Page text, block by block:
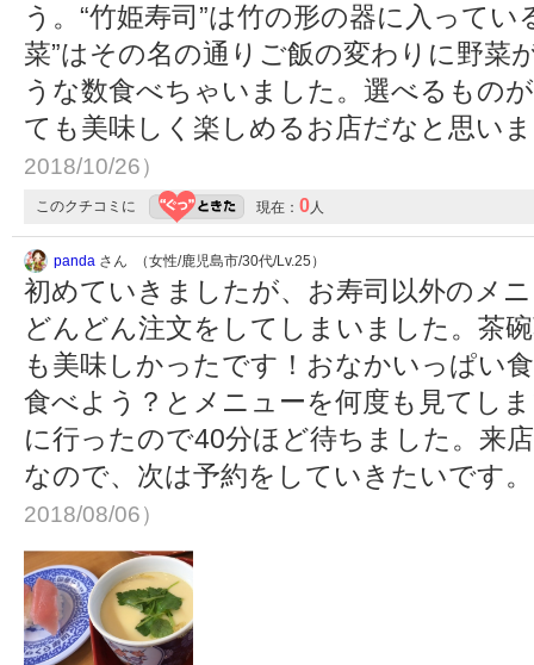
う。“竹姫寿司”は竹の形の器に入って
菜”はその名の通りご飯の変わりに野菜
うな数食べちゃいました。選べるもの
ても美味しく楽しめるお店だなと思い
2018/10/26）
このクチコミに 現在： 0人
panda さん （女性/鹿児島市/30代/Lv.25）
初めていきましたが、お寿司以外のメ
どんどん注文をしてしまいました。茶
も美味しかったです！おなかいっぱい
食べよう？とメニューを何度も見てし
に行ったので40分ほど待ちました。来
なので、次は予約をしていきたいです
2018/08/06）